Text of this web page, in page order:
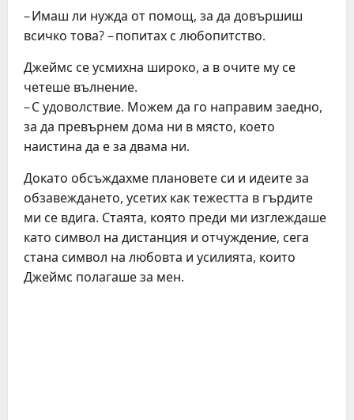
– Имаш ли нужда от помощ, за да довършиш
всичко това? – попитах с любопитство.
Джеймс се усмихна широко, а в очите му се
четеше вълнение.
– С удоволствие. Можем да го направим заедно,
за да превърнем дома ни в място, което
наистина да е за двама ни.
Докато обсъждахме плановете си и идеите за
обзавеждането, усетих как тежестта в гърдите
ми се вдига. Стаята, която преди ми изглеждаше
като символ на дистанция и отчуждение, сега
стана символ на любовта и усилията, които
Джеймс полагаше за мен.